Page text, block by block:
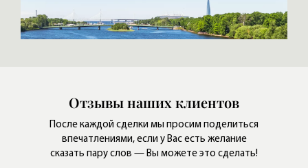
Отзывы наших клиентов
После каждой сделки мы просим поделиться
впечатлениями,если у Вас есть желание
сказать пару слов — Вы можете это сделать!